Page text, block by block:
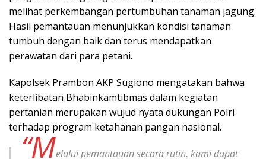
melihat perkembangan pertumbuhan tanaman jagung.
Hasil pemantauan menunjukkan kondisi tanaman
tumbuh dengan baik dan terus mendapatkan
perawatan dari para petani.
Kapolsek Prambon AKP Sugiono mengatakan bahwa
keterlibatan Bhabinkamtibmas dalam kegiatan
pertanian merupakan wujud nyata dukungan Polri
terhadap program ketahanan pangan nasional.
“Melalui pemantauan secara rutin, kami dapat